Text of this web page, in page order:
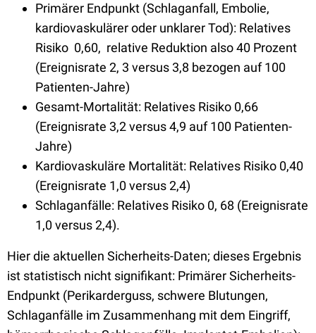
Primärer Endpunkt (Schlaganfall, Embolie,
kardiovaskulärer oder unklarer Tod): Relatives
Risiko 0,60, relative Reduktion also 40 Prozent
(Ereignisrate 2, 3 versus 3,8 bezogen auf 100
Patienten-Jahre)
Gesamt-Mortalität: Relatives Risiko 0,66
(Ereignisrate 3,2 versus 4,9 auf 100 Patienten-
Jahre)
Kardiovaskuläre Mortalität: Relatives Risiko 0,40
(Ereignisrate 1,0 versus 2,4)
Schlaganfälle: Relatives Risiko 0, 68 (Ereignisrate
1,0 versus 2,4).
Hier die aktuellen Sicherheits-Daten; dieses Ergebnis
ist statistisch nicht signifikant: Primärer Sicherheits-
Endpunkt (Perikarderguss, schwere Blutungen,
Schlaganfälle im Zusammenhang mit dem Eingriff,